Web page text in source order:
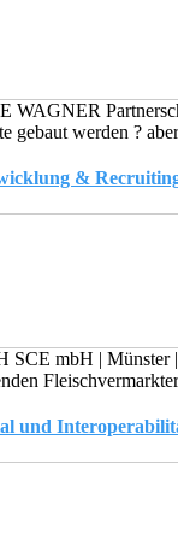
WAGNER
gebaut werden ?
&
SCE mbH | Münster |
und